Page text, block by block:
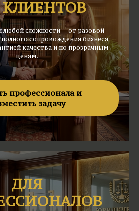
КЛИЕНТОВ
любой сложности — от разовой
сопровождения бизнеса.
качества и по прозрачным
ценам.
профессионала и
задачу
ДЛЯ